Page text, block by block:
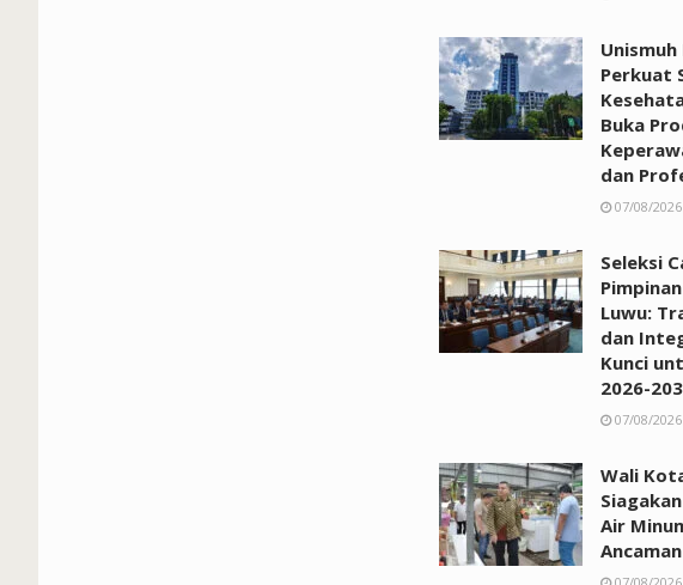
Perkuat
Buka
dan
07/08/2026
Seleksi
Luwu:
dan
Kunci
2026-
07/08/2026
Wali
Air